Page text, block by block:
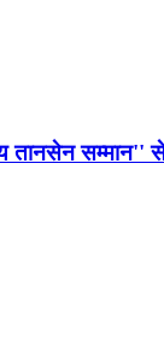
तानसेन